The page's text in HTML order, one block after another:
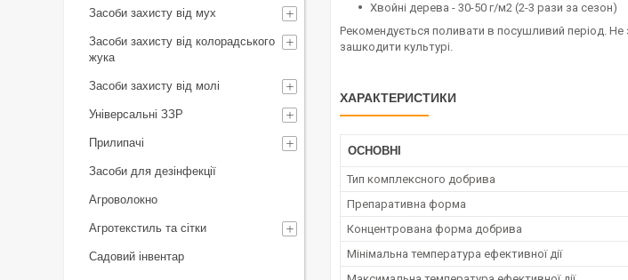
Хвойні дерева - 30-50 г/м2 (2-3 рази за сезон)
Рекомендується поливати в посушливий період.
зашкодити культурі.
ХАРАКТЕРИСТИКИ
ОСНОВНІ
Тип комплексного добрива
Препаративна форма
Концентрована форма добрива
Мінімальна температура ефективної дії
Засоби захисту від мух
Засоби захисту від колорадського
жука
Засоби захисту від молі
Універсальні ЗЗР
Прилипачі
Засоби для дезінфекції
Агроволокно
Агротекстиль та сітки
Садовий інвентар